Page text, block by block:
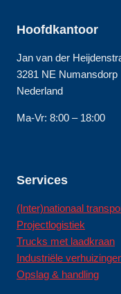
Hoofdkantoor
Jan van der
3281 NE Numansdorp
Nederland
Ma-Vr: 8:00 – 18:00
Services
(Inter)nationaal
Projectlogistiek
Trucks met laadkraan
Industriële
Opslag & handling